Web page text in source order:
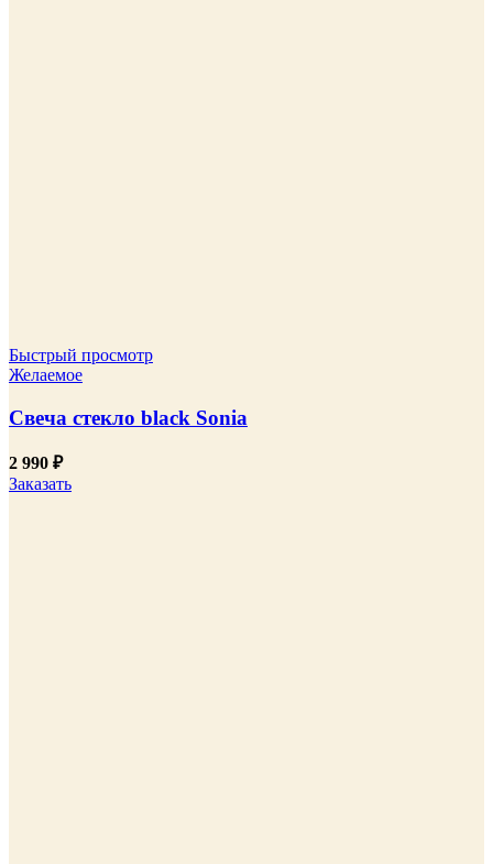
Быстрый просмотр
Желаемое
Свеча стекло black Sonia
2 990 ₽
Заказать